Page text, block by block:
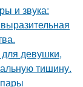
и звука:
девушки,
тишину.